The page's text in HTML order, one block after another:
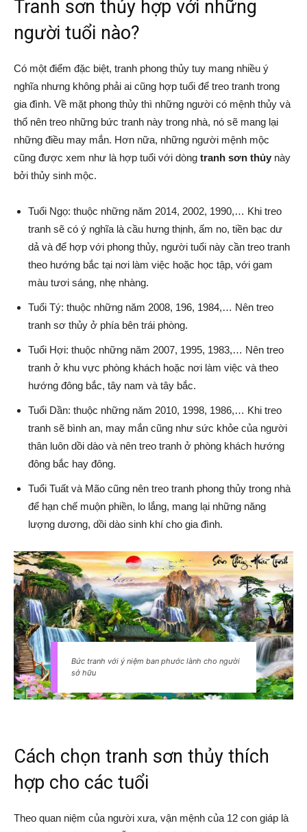
Tranh sơn thủy hợp với những
người tuổi nào?
Có một điểm đặc biệt, tranh phong thủy tuy mang nhiều ý
nghĩa nhưng không phải ai cũng hợp tuổi để treo tranh trong
gia đình. Về mặt phong thủy thì những người có mệnh thủy và
thổ nên treo những bức tranh này trong nhà, nó sẽ mang lại
những điều may mắn. Hơn nữa, những người mệnh mộc
cũng được xem như là hợp tuổi với dòng tranh sơn thủy này
bởi thủy sinh mộc.
Tuổi Ngọ: thuộc những năm 2014, 2002, 1990,… Khi treo
tranh sẽ có ý nghĩa là cầu hưng thịnh, ấm no, tiền bạc dư
dả và để hợp với phong thủy, người tuổi này cần treo tranh
theo hướng bắc tại nơi làm việc hoặc học tập, với gam
màu tươi sáng, nhẹ nhàng.
Tuổi Tý: thuộc những năm 2008, 196, 1984,… Nên treo
tranh sơ thủy ở phía bên trái phòng.
Tuổi Hợi: thuộc những năm 2007, 1995, 1983,… Nên treo
tranh ở khu vực phòng khách hoặc nơi làm việc và theo
hướng đông bắc, tây nam và tây bắc.
Tuổi Dần: thuộc những năm 2010, 1998, 1986,… Khi treo
tranh sẽ bình an, may mắn cũng như sức khỏe của người
thân luôn dồi dào và nên treo tranh ở phòng khách hướng
đông bắc hay đông.
Tuổi Tuất và Mão cũng nên treo tranh phong thủy trong nhà
để hạn chế muộn phiền, lo lắng, mang lại những năng
lượng dương, dồi dào sinh khí cho gia đình.
Bức tranh với ý niệm ban phước lành cho người
sở hữu
Cách chọn tranh sơn thủy thích
hợp cho các tuổi
Theo quan niệm của người xưa, vận mệnh của 12 con giáp là